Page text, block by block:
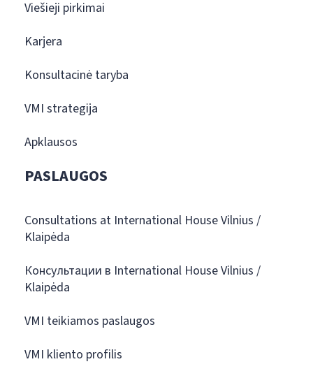
Viešieji pirkimai
Karjera
Konsultacinė taryba
VMI strategija
Apklausos
PASLAUGOS
Consultations at International House Vilnius /
Klaipėda
Консультации в International House Vilnius /
Klaipėda
VMI teikiamos paslaugos
VMI kliento profilis